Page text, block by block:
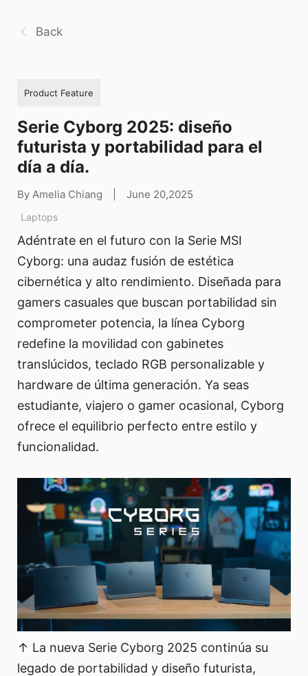
Back
Product Feature
Serie Cyborg 2025: diseño
futurista y portabilidad para el
día a día.
By Amelia Chiang June 20,2025
Laptops
Adéntrate en el futuro con la Serie MSI
Cyborg: una audaz fusión de estética
cibernética y alto rendimiento. Diseñada para
gamers casuales que buscan portabilidad sin
comprometer potencia, la línea Cyborg
redefine la movilidad con gabinetes
translúcidos, teclado RGB personalizable y
hardware de última generación. Ya seas
estudiante, viajero o gamer ocasional, Cyborg
ofrece el equilibrio perfecto entre estilo y
funcionalidad.
↑ La nueva Serie Cyborg 2025 continúa su
legado de portabilidad y diseño futurista,